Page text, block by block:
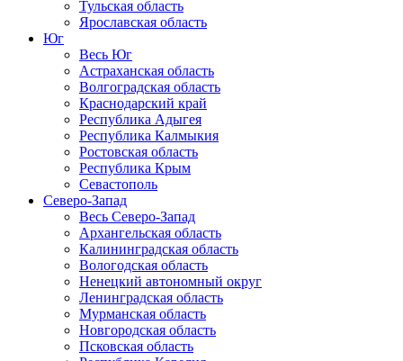
Тульская область
Ярославская область
Юг
Весь Юг
Астраханская область
Волгоградская область
Краснодарский край
Республика Адыгея
Республика Калмыкия
Ростовская область
Республика Крым
Севастополь
Северо-Запад
Весь Северо-Запад
Архангельская область
Калининградская область
Вологодская область
Ненецкий автономный округ
Ленинградская область
Мурманская область
Новгородская область
Псковская область